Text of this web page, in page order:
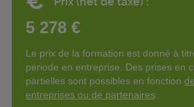
5 278 €
Le prix de la formation est donné à
période en entreprise. Des prises en
partielles sont possibles en fonction
entreprises ou de partenaires